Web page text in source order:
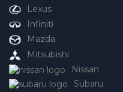
Lexus
Infiniti
Mazda
Mitsubishi
Nissan
Subaru